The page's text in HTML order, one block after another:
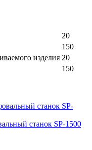
20
150
изделия 20
150
станок SP-1500